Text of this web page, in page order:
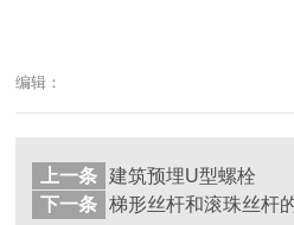
编辑：
上一条
建筑预埋U型螺栓
下一条